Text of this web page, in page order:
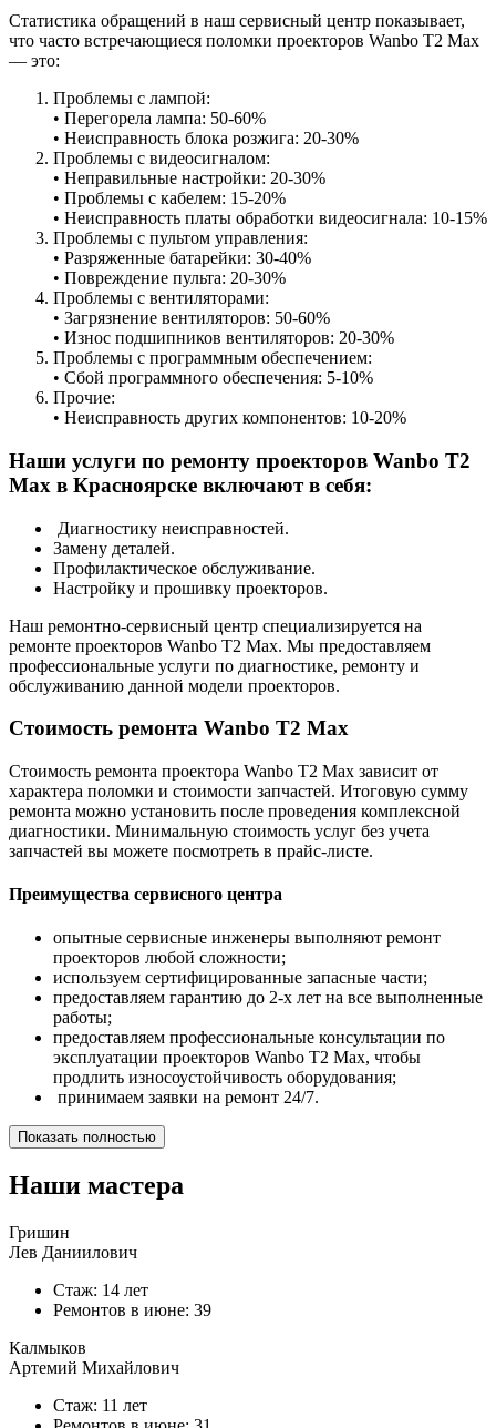
Статистика обращений в наш сервисный центр показывает,
что часто встречающиеся поломки проекторов Wanbo T2 Max
— это:
Проблемы с лампой:
• Перегорела лампа: 50-60%
• Неисправность блока розжига: 20-30%
Проблемы с видеосигналом:
• Неправильные настройки: 20-30%
• Проблемы с кабелем: 15-20%
• Неисправность платы обработки видеосигнала: 10-15%
Проблемы с пультом управления:
• Разряженные батарейки: 30-40%
• Повреждение пульта: 20-30%
Проблемы с вентиляторами:
• Загрязнение вентиляторов: 50-60%
• Износ подшипников вентиляторов: 20-30%
Проблемы с программным обеспечением:
• Сбой программного обеспечения: 5-10%
Прочие:
• Неисправность других компонентов: 10-20%
Наши услуги по ремонту проекторов Wanbo T2
Max в Красноярске включают в себя:
Диагностику неисправностей.
Замену деталей.
Профилактическое обслуживание.
Настройку и прошивку проекторов.
Наш ремонтно-сервисный центр специализируется на
ремонте проекторов Wanbo T2 Max. Мы предоставляем
профессиональные услуги по диагностике, ремонту и
обслуживанию данной модели проекторов.
Стоимость ремонта Wanbo T2 Max
Стоимость ремонта проектора Wanbo T2 Max зависит от
характера поломки и стоимости запчастей. Итоговую сумму
ремонта можно установить после проведения комплексной
диагностики. Минимальную стоимость услуг без учета
запчастей вы можете посмотреть в прайс-листе.
Преимущества сервисного центра
опытные сервисные инженеры выполняют ремонт
проекторов любой сложности;
используем сертифицированные запасные части;
предоставляем гарантию до 2-х лет на все выполненные
работы;
предоставляем профессиональные консультации по
эксплуатации проекторов Wanbo T2 Max, чтобы
продлить износоустойчивость оборудования;
принимаем заявки на ремонт 24/7.
Показать полностью
Наши мастера
Гришин
Лев Даниилович
Стаж: 14 лет
Ремонтов в июне: 39
Калмыков
Артемий Михайлович
Стаж: 11 лет